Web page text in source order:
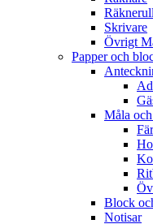
Skrivare
Övrigt
Papper och
Måla
Block
Notisar